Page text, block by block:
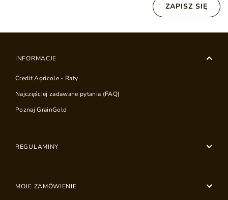
ZAPISZ SIĘ
INFORMACJE
Credit Agricole - Raty
Najczęściej zadawane pytania (FAQ)
Poznaj GrainGold
REGULAMINY
MOJE ZAMÓWIENIE